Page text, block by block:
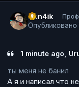
Pon4ik
Опубликовано
1 minute ago,
ты меня не банил
А я и написал что